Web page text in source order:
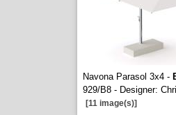
Navona Parasol 3x4 -
929/B8 - Designer:
[11 image(s)]